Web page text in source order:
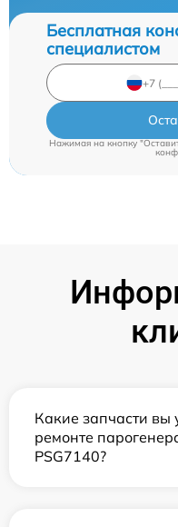
Бесплатная
специалистом
Нажимая на кнопку
Какие запчасти вы
ремонте
PSG7140?